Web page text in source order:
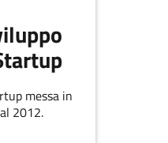
messa in
2012.